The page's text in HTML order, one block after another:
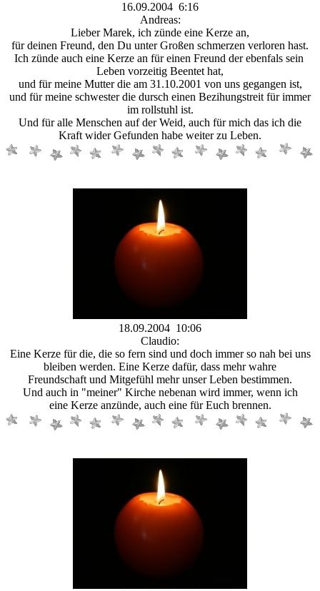
16.09.2004 6:16
Andreas:
Lieber Marek, ich zünde eine Kerze an,
für deinen Freund, den Du unter Großen schmerzen verloren hast.
Ich zünde auch eine Kerze an für einen Freund der ebenfals sein
Leben vorzeitig Beentet hat,
und für meine Mutter die am 31.10.2001 von uns gegangen ist,
und für meine schwester die dursch einen Bezihungstreit für immer
im rollstuhl ist.
Und für alle Menschen auf der Weid, auch für mich das ich die
Kraft wider Gefunden habe weiter zu Leben.
18.09.2004 10:06
Claudio:
Eine Kerze für die, die so fern sind und doch immer so nah bei uns
bleiben werden. Eine Kerze dafür, dass mehr wahre
Freundschaft und Mitgefühl mehr unser Leben bestimmen.
Und auch in "meiner" Kirche nebenan wird immer, wenn ich
eine Kerze anzünde, auch eine für Euch brennen.